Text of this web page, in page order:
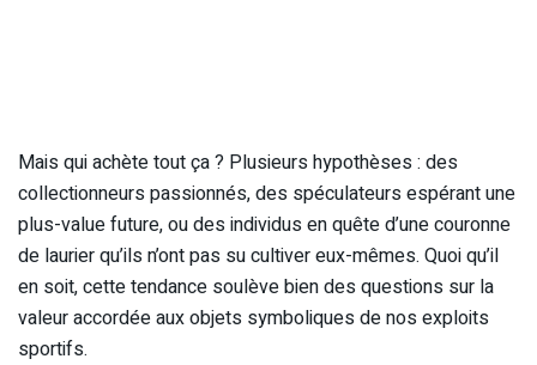
Mais qui achète tout ça ? Plusieurs hypothèses : des
collectionneurs passionnés, des spéculateurs espérant une
plus-value future, ou des individus en quête d’une couronne
de laurier qu’ils n’ont pas su cultiver eux-mêmes. Quoi qu’il
en soit, cette tendance soulève bien des questions sur la
valeur accordée aux objets symboliques de nos exploits
sportifs.